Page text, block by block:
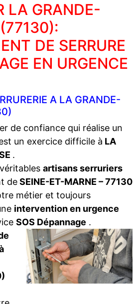
LA GRANDE-
DE SERRURE
EN URGENCE
A LA GRANDE-
de confiance qui réalise un
un exercice difficile à LA
.
artisans serruriers
deSEINE-ET-MARNE – 77130
métier et toujours
intervention en urgence
SOS Dépannage .